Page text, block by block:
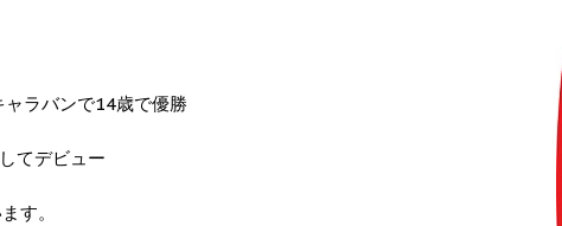
ラバンで14歳で優勝
てデビュー
す。